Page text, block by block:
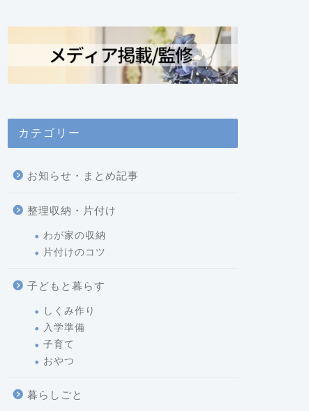
カテゴリー
お知らせ・まとめ記事
整理収納・片付け
わが家の収納
片付けのコツ
子どもと暮らす
しくみ作り
入学準備
子育て
おやつ
暮らしごと